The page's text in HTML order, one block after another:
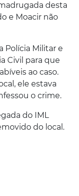
desta
e Moacir não
Polícia Militar e
Civil para que
ao caso.
ele estava
o crime.
do IML
do local.